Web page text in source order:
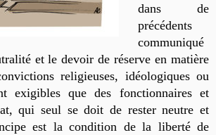
dans de
précédents
communiqué
et le devoir de réserve en matière
religieuses, idéologiques ou
exigibles que des fonctionnaires et
qui seul se doit de rester neutre et
est la condition de la liberté de